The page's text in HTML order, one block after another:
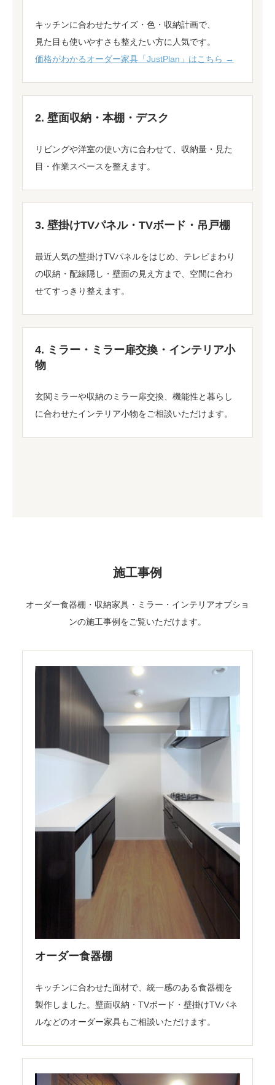
キッチンに合わせたサイズ・色・収納計画で、
見た目も使いやすさも整えたい方に人気です。
価格がわかるオーダー家具「JustPlan」はこちら →
2. 壁面収納・本棚・デスク
リビングや洋室の使い方に合わせて、収納量・見た
目・作業スペースを整えます。
3. 壁掛けTVパネル・TVボード・吊戸棚
最近人気の壁掛けTVパネルをはじめ、テレビまわり
の収納・配線隠し・壁面の見え方まで、空間に合わ
せてすっきり整えます。
4. ミラー・ミラー扉交換・インテリア小
物
玄関ミラーや収納のミラー扉交換、機能性と暮らし
に合わせたインテリア小物をご相談いただけます。
施工事例
オーダー食器棚・収納家具・ミラー・インテリアオプショ
ンの施工事例をご覧いただけます。
オーダー食器棚
キッチンに合わせた面材で、統一感のある食器棚を
製作しました。壁面収納・TVボード・壁掛けTVパネ
ルなどのオーダー家具もご相談いただけます。